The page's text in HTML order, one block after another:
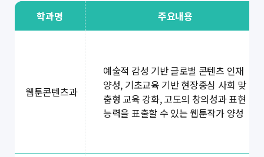
학과명 주요내용
웹툰콘텐츠과
예술적 감성 기반 글로벌 콘텐츠 인재
양성, 기초교육 기반 현장중심 사회 맞
춤형 교육 강화, 고도의 창의성과 표현
능력을 표출할 수 있는 웹툰작가 양성